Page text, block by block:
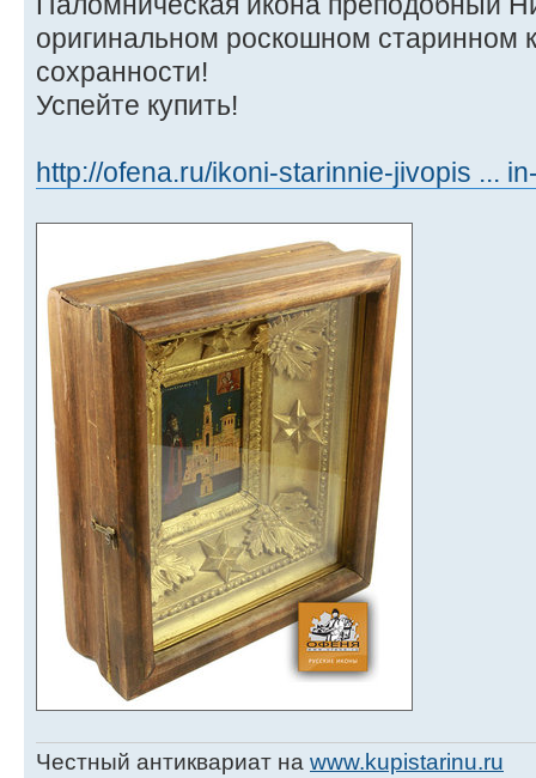
оригинальном роскошном старинном
сохранности!
Успейте купить!
http://ofena.ru/ikoni-starinnie-jivopis ...
Честный антиквариат на www.kupistarinu.ru